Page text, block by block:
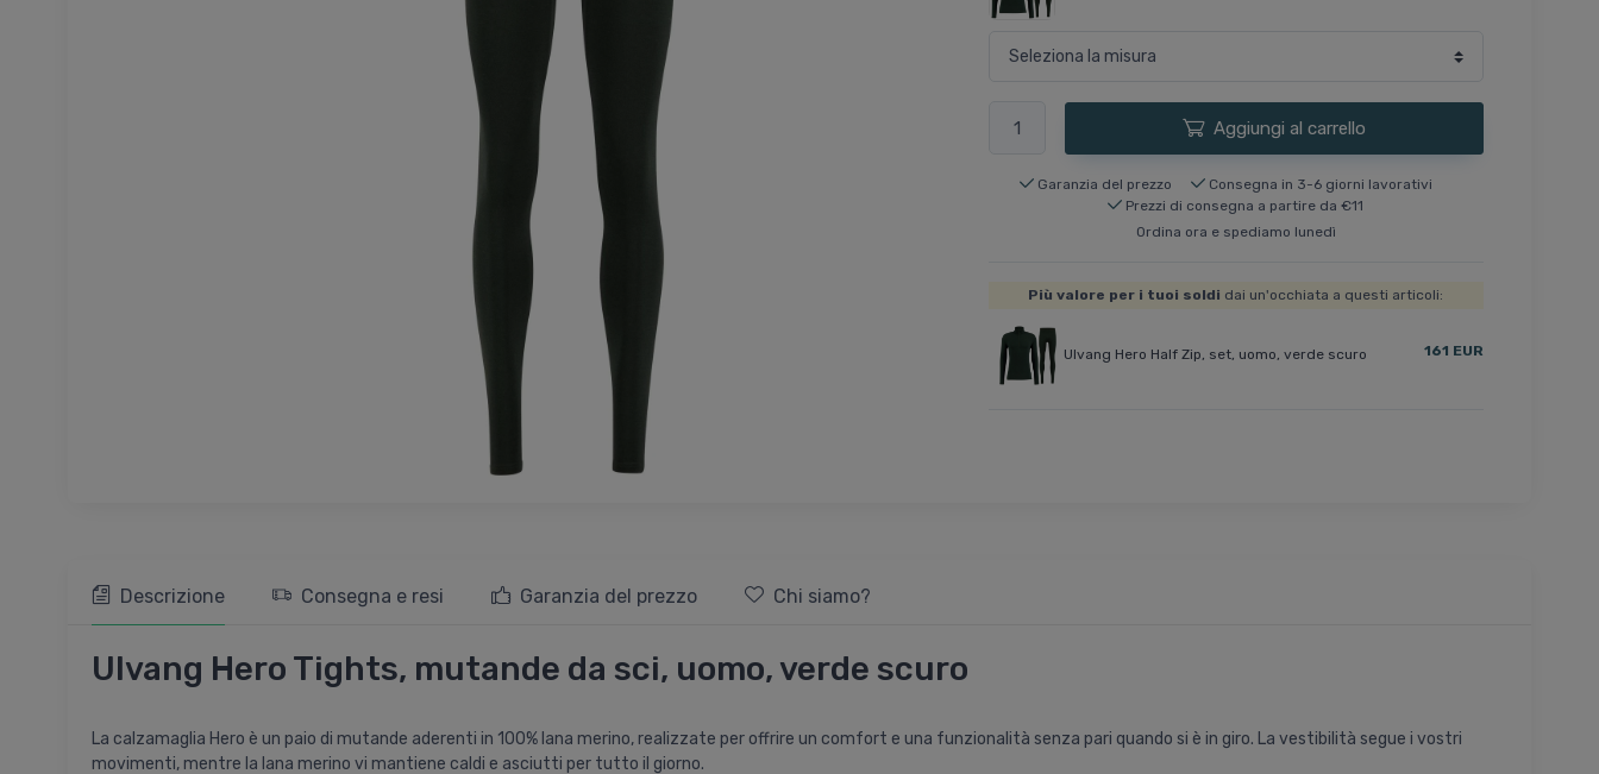
Aggiungi al carrello
Garanzia del prezzo
Consegna in 3-6 giorni lavorativi
Prezzi di consegna a partire da €11
Ordina ora e spediamo lunedì
Più valore per i tuoi soldi dai un'occhiata a questi articoli:
Ulvang Hero Half Zip, set, uomo, verde scuro 161 EUR
Descrizione Consegna e resi Garanzia del prezzo Chi siamo?
Ulvang Hero Tights, mutande da sci, uomo, verde scuro
La calzamaglia Hero è un paio di mutande aderenti in 100% lana merino, realizzate per offrire un comfort e una funzionalità senza pari quando si è in giro. La vestibilità segue i vostri
movimenti, mentre la lana merino vi mantiene caldi e asciutti per tutto il giorno.